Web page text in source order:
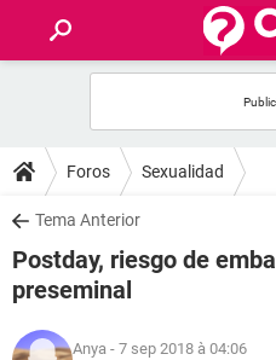
FORUMS
SALUD
NUTRICIÓN
Foros Sexualidad
Tema Anterior
Postday, riesgo de
preseminal
Anya - 7 sep 2018 à 04:06